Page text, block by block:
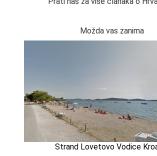
Možda vas zanima
Strand Lovetovo Vodice